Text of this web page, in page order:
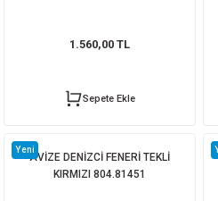
1.560,00 TL
Sepete Ekle
Yeni
AVİZE DENİZCİ FENERİ TEKLİ
KIRMIZI 804.81451